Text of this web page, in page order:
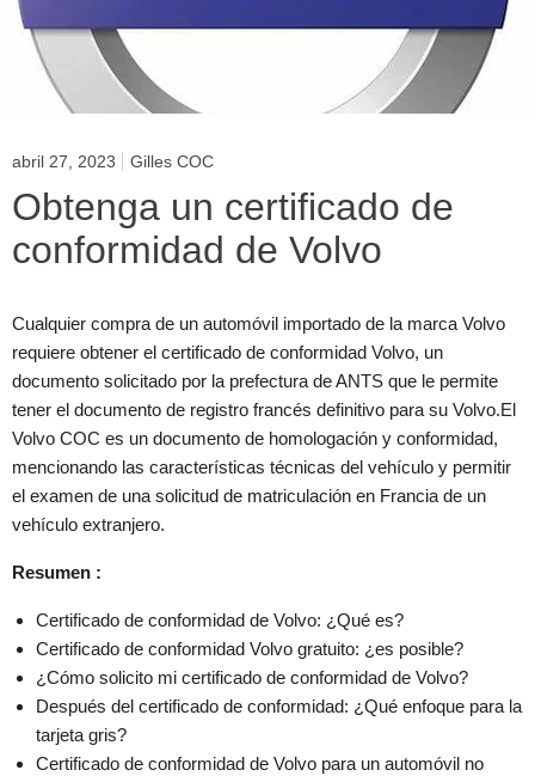
abril 27, 2023 Gilles COC
Obtenga un certificado de
conformidad de Volvo
Cualquier compra de un automóvil importado de la marca Volvo
requiere obtener el certificado de conformidad Volvo, un
documento solicitado por la prefectura de ANTS que le permite
tener el documento de registro francés definitivo para su Volvo.El
Volvo COC es un documento de homologación y conformidad,
mencionando las características técnicas del vehículo y permitir
el examen de una solicitud de matriculación en Francia de un
vehículo extranjero.
Resumen :
Certificado de conformidad de Volvo: ¿Qué es?
Certificado de conformidad Volvo gratuito: ¿es posible?
¿Cómo solicito mi certificado de conformidad de Volvo?
Después del certificado de conformidad: ¿Qué enfoque para la
tarjeta gris?
Certificado de conformidad de Volvo para un automóvil no